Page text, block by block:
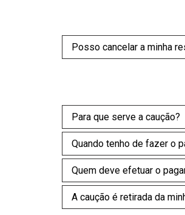
Posso cancelar a minha
Para que serve a caução?
Quando tenho de fazer o
Quem deve efetuar o
A caução é retirada da